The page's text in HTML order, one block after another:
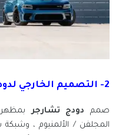
2- التصميم الخارجي لدودج تشارجر 2020
صمم دودج تشارجر
المجلفن / الألمنيوم ،